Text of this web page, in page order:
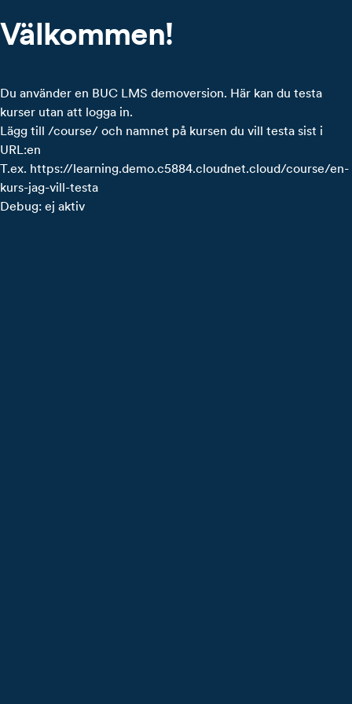
Välkommen!
Du använder en BUC LMS demoversion. Här kan du testa
kurser utan att logga in.
Lägg till /course/ och namnet på kursen du vill testa sist i
URL:en
T.ex. https://learning.demo.c5884.cloudnet.cloud/course/en-
kurs-jag-vill-testa
Debug: ej aktiv